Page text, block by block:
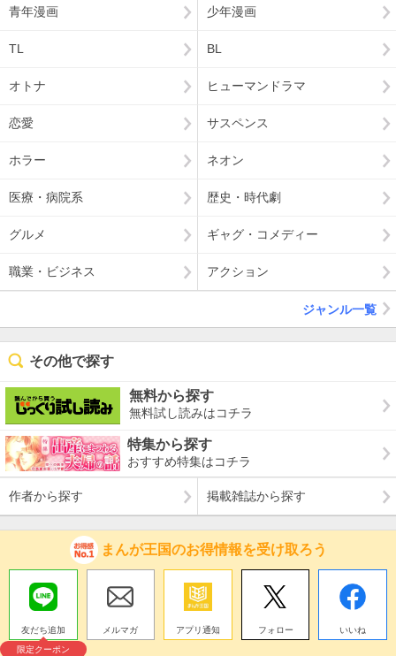
青年漫画 少年漫画
TL BL
オトナ ヒューマンドラマ
恋愛 サスペンス
ホラー ネオン
医療・病院系 歴史・時代劇
グルメ ギャグ・コメディー
職業・ビジネス アクション
ジャンル一覧
その他で探す
無料から探す
無料試し読みはコチラ
特集から探す
おすすめ特集はコチラ
作者から探す 掲載雑誌から探す
まんが王国のお得情報を受け取ろう
友だち追加
限定クーポン
メルマガ アプリ通知 フォロー いいね